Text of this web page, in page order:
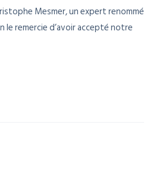
Mesmer, un expert renommé
le remercie d’avoir accepté notre